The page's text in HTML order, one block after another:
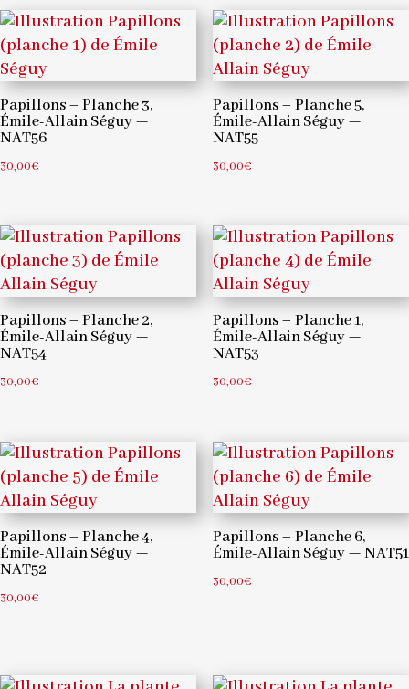
Papillons – Planche 3,
Émile-Allain Séguy —
NAT56
30,00€
Papillons – Planche 5,
Émile-Allain Séguy —
NAT55
30,00€
Papillons – Planche 2,
Émile-Allain Séguy —
NAT54
30,00€
Papillons – Planche 1,
Émile-Allain Séguy —
NAT53
30,00€
Papillons – Planche 4,
Émile-Allain Séguy —
NAT52
30,00€
Papillons – Planche 6,
Émile-Allain Séguy — NAT51
30,00€